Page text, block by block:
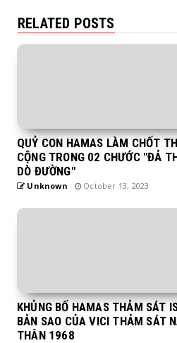
RELATED POSTS
QUỶ CON HAMAS LÀM CHỐT
CỘNG TRONG 02 CHƯỚC "ĐẢ
DÒ ĐƯỜNG"
Unknown October 13, 2023
KHỦNG BỐ HAMAS THẢM SÁT
BẢN SAO CỦA VICI THẢM SÁT
THÂN 1968